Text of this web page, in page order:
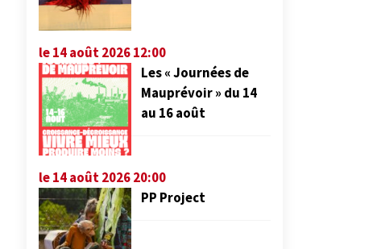
le 14 août 2026 12:00
Les « Journées de
Mauprévoir » du 14
au 16 août
le 14 août 2026 20:00
PP Project